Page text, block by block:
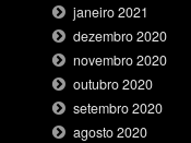
janeiro 2021
dezembro 2020
novembro 2020
outubro 2020
setembro 2020
agosto 2020